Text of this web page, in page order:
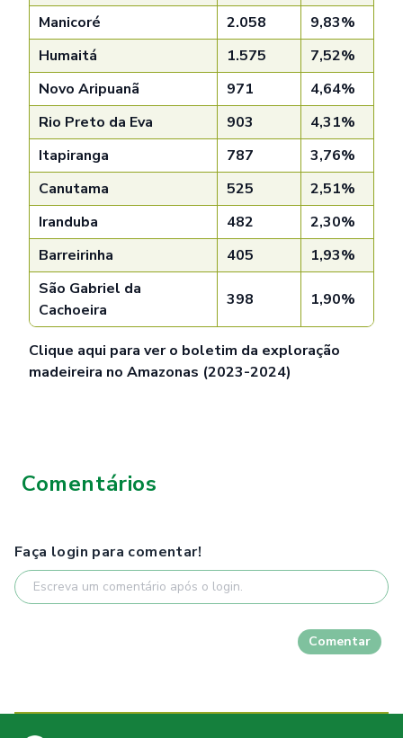
Manicoré
2.058
9,83%
Humaitá
1.575
7,52%
Novo Aripuanã
971
4,64%
Rio Preto da Eva
903
4,31%
Itapiranga
787
3,76%
Canutama
525
2,51%
Iranduba
482
2,30%
Barreirinha
405
1,93%
São Gabriel da
Cachoeira
398 1,90%
Clique aqui para ver o boletim da exploração
madeireira no Amazonas (2023-2024)
Comentários
Faça login para comentar!
Comentar